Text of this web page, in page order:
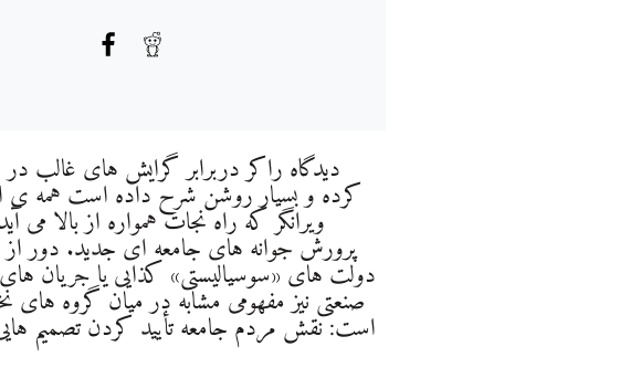
دیدگاه راکر دربرابر گرایش های غالب
کرده و بسیار روشن شرح داده است همه ی
ویرانگر که راه نجات همواره از بالا
پرورش جوانه های جامعه ای جدید. دور
دولت های «سوسیالیستی» کذایی یا جریان
صنعتی نیز مفهومی مشابه در میان گروه های
است: نقش مردم جامعه تأیید کردن تصمیم